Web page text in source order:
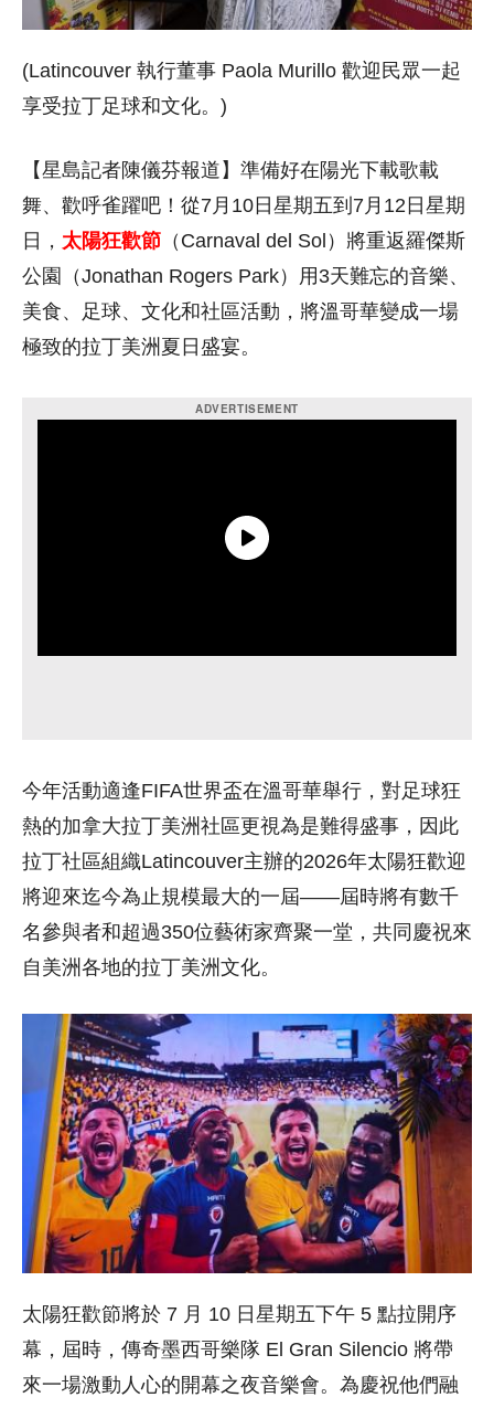
(Latincouver 執行董事 Paola Murillo 歡迎民眾一起
享受拉丁足球和文化。)
【星島記者陳儀芬報道】準備好在陽光下載歌載
舞、歡呼雀躍吧！ 從7月10日星期五到7月12日星期
日， 太陽狂歡節 （ Carnaval del Sol）將重返羅傑斯
公園（Jonathan Rogers Park）用3天難忘的音樂、
美食、足球、文化和社區活動， 將溫哥華變成一場
極致的拉丁美洲夏日盛宴。
今年活動適逢FIFA世界盃在溫哥華舉行，對足球狂
熱的加拿大拉丁美洲社區更視為是難得盛事，因此
拉丁社區組織Latincouver主辦的2026年太陽狂歡迎
將迎來迄今為止規模最大的一屆——屆時將有數千
名參與者和超過350位藝術家齊聚一堂， 共同慶祝來
自美洲各地的拉丁美洲文化。
太陽狂歡節將於 7 月 10 日星期五下午 5 點拉開序
幕，屆時，傳奇墨西哥樂隊 El Gran Silencio 將帶
來一場激動人心的開幕之夜音樂會。為慶祝他們融